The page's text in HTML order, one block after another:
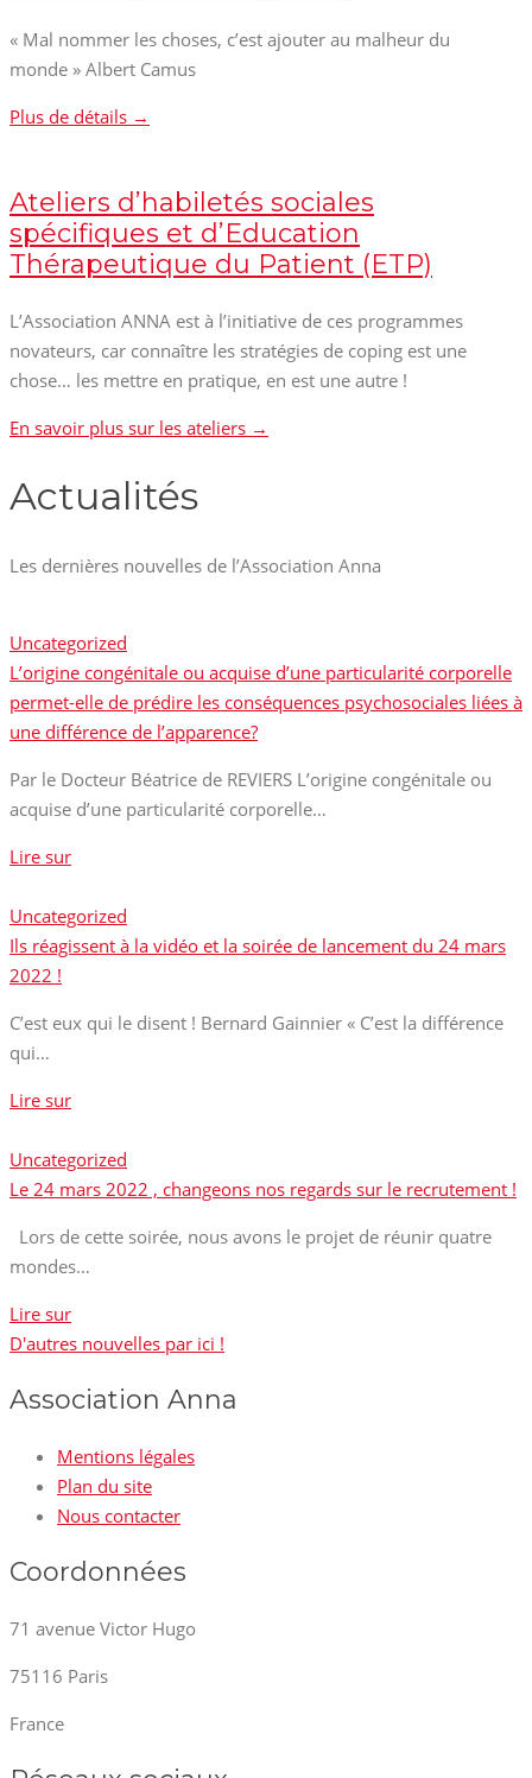
« Mal nommer les choses, c’est ajouter au malheur du
monde » Albert Camus
Plus de détails →
Ateliers d’habiletés sociales
spécifiques et d’Education
Thérapeutique du Patient (ETP)
L’Association ANNA est à l’initiative de ces programmes
novateurs, car connaître les stratégies de coping est une
chose… les mettre en pratique, en est une autre !
En savoir plus sur les ateliers →
Actualités
Les dernières nouvelles de l’Association Anna
Uncategorized
L’origine congénitale ou acquise d’une particularité corporelle
permet-elle de prédire les conséquences psychosociales liées à
une différence de l’apparence?
Par le Docteur Béatrice de REVIERS L’origine congénitale ou
acquise d’une particularité corporelle…
Lire sur
Uncategorized
Ils réagissent à la vidéo et la soirée de lancement du 24 mars
2022 !
C’est eux qui le disent ! Bernard Gainnier « C’est la différence
qui…
Lire sur
Uncategorized
Le 24 mars 2022 , changeons nos regards sur le recrutement !
Lors de cette soirée, nous avons le projet de réunir quatre
mondes…
Lire sur
D'autres nouvelles par ici !
Association Anna
Mentions légales
Plan du site
Nous contacter
Coordonnées
71 avenue Victor Hugo
75116 Paris
France